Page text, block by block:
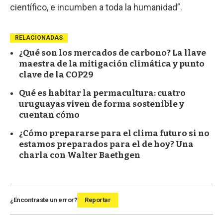
científico, e incumben a toda la humanidad”.
RELACIONADAS
¿Qué son los mercados de carbono? La llave
maestra de la mitigación climática y punto
clave de la COP29
Qué es habitar la permacultura: cuatro
uruguayas viven de forma sostenible y
cuentan cómo
¿Cómo prepararse para el clima futuro si no
estamos preparados para el de hoy? Una
charla con Walter Baethgen
¿Encontraste un error? Reportar